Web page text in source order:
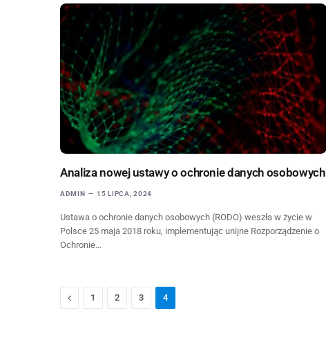
Analiza nowej ustawy o ochronie danych osobowych
ADMIN 15 LIPCA, 2024
Ustawa o ochronie danych osobowych (RODO) weszła w życie w
Polsce 25 maja 2018 roku, implementując unijne Rozporządzenie o
Ochronie…
Previous
1 2 3 4